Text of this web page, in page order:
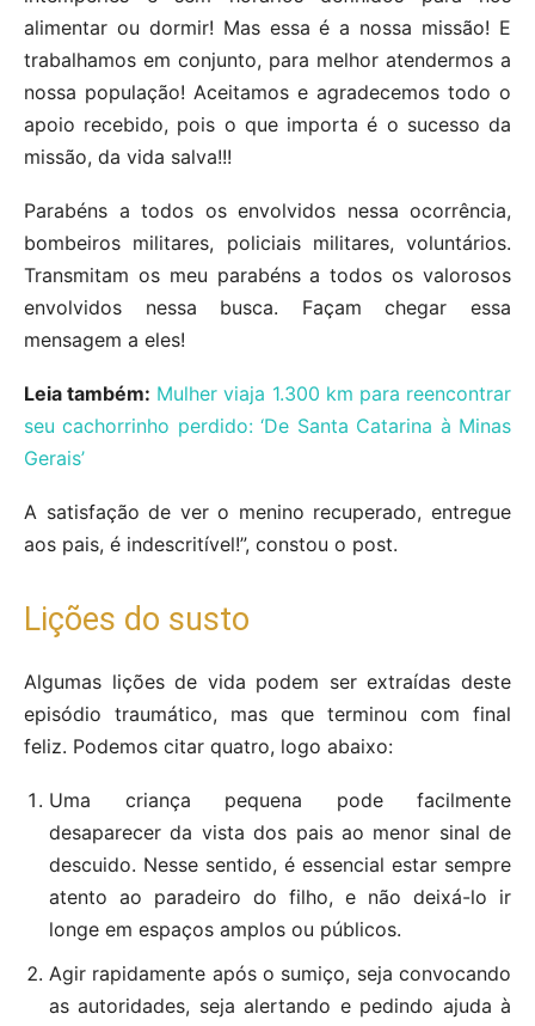
alimentar ou dormir! Mas essa é a nossa missão! E
trabalhamos em conjunto, para melhor atendermos a
nossa população! Aceitamos e agradecemos todo o
apoio recebido, pois o que importa é o sucesso da
missão, da vida salva!!!
Parabéns a todos os envolvidos nessa ocorrência,
bombeiros militares, policiais militares, voluntários.
Transmitam os meu parabéns a todos os valorosos
envolvidos nessa busca. Façam chegar essa
mensagem a eles!
Leia também: Mulher viaja 1.300 km para reencontrar
seu cachorrinho perdido: ‘De Santa Catarina à Minas
Gerais’
A satisfação de ver o menino recuperado, entregue
aos pais, é indescritível!”, constou o post.
Lições do susto
Algumas lições de vida podem ser extraídas deste
episódio traumático, mas que terminou com final
feliz. Podemos citar quatro, logo abaixo:
Uma criança pequena pode facilmente
desaparecer da vista dos pais ao menor sinal de
descuido. Nesse sentido, é essencial estar sempre
atento ao paradeiro do filho, e não deixá-lo ir
longe em espaços amplos ou públicos.
Agir rapidamente após o sumiço, seja convocando
as autoridades, seja alertando e pedindo ajuda à